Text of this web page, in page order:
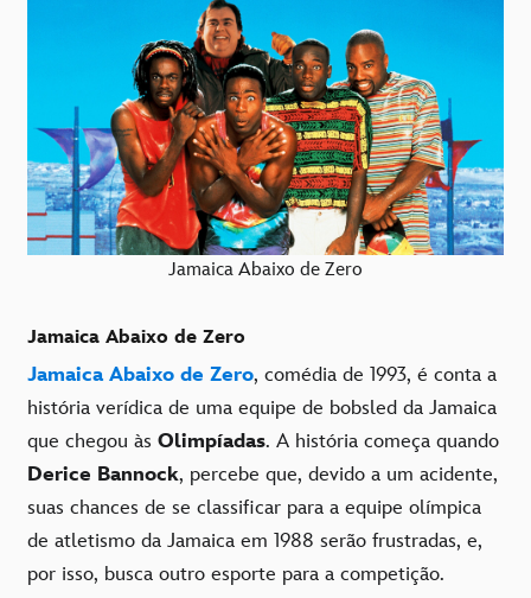
Jamaica Abaixo de Zero
Jamaica Abaixo de Zero
Jamaica Abaixo de Zero, comédia de 1993, é conta a
história verídica de uma equipe de bobsled da Jamaica
que chegou às Olimpíadas. A história começa quando
Derice Bannock, percebe que, devido a um acidente,
suas chances de se classificar para a equipe olímpica
de atletismo da Jamaica em 1988 serão frustradas, e,
por isso, busca outro esporte para a competição.